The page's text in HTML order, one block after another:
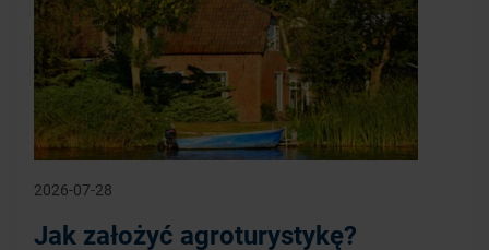
2026-07-28
Jak założyć agroturystykę?